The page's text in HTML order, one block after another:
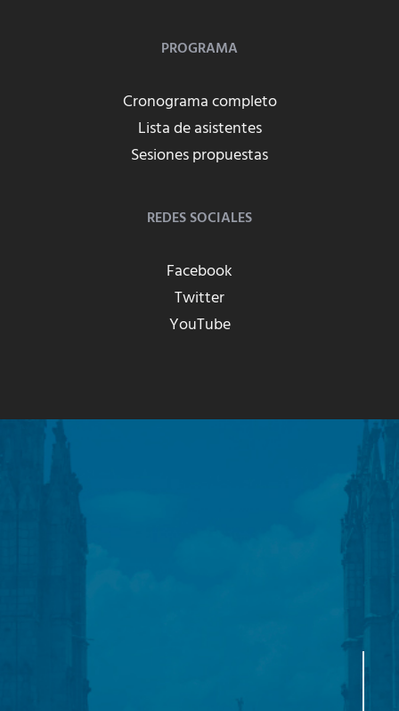
PROGRAMA
Cronograma completo
Lista de asistentes
Sesiones propuestas
REDES SOCIALES
Facebook
Twitter
YouTube